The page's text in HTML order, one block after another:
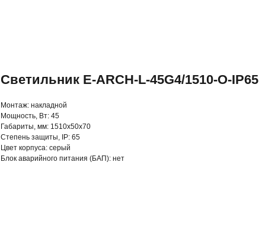
Светильник E-ARCH-L-45G4/1510-O-IP65
Монтаж: накладной
Мощность, Вт: 45
Габариты, мм: 1510х50х70
Степень защиты, IP: 65
Цвет корпуса: серый
Блок аварийного питания (БАП): нет